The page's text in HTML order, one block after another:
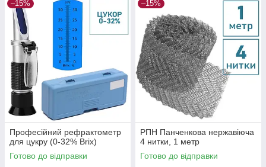
–15%
Професійний рефрактометр
для цукру (0-32% Brix)
Готово до відправки
–15%
РПН Панченкова нержавіюча
4 нитки, 1 метр
Готово до відправки